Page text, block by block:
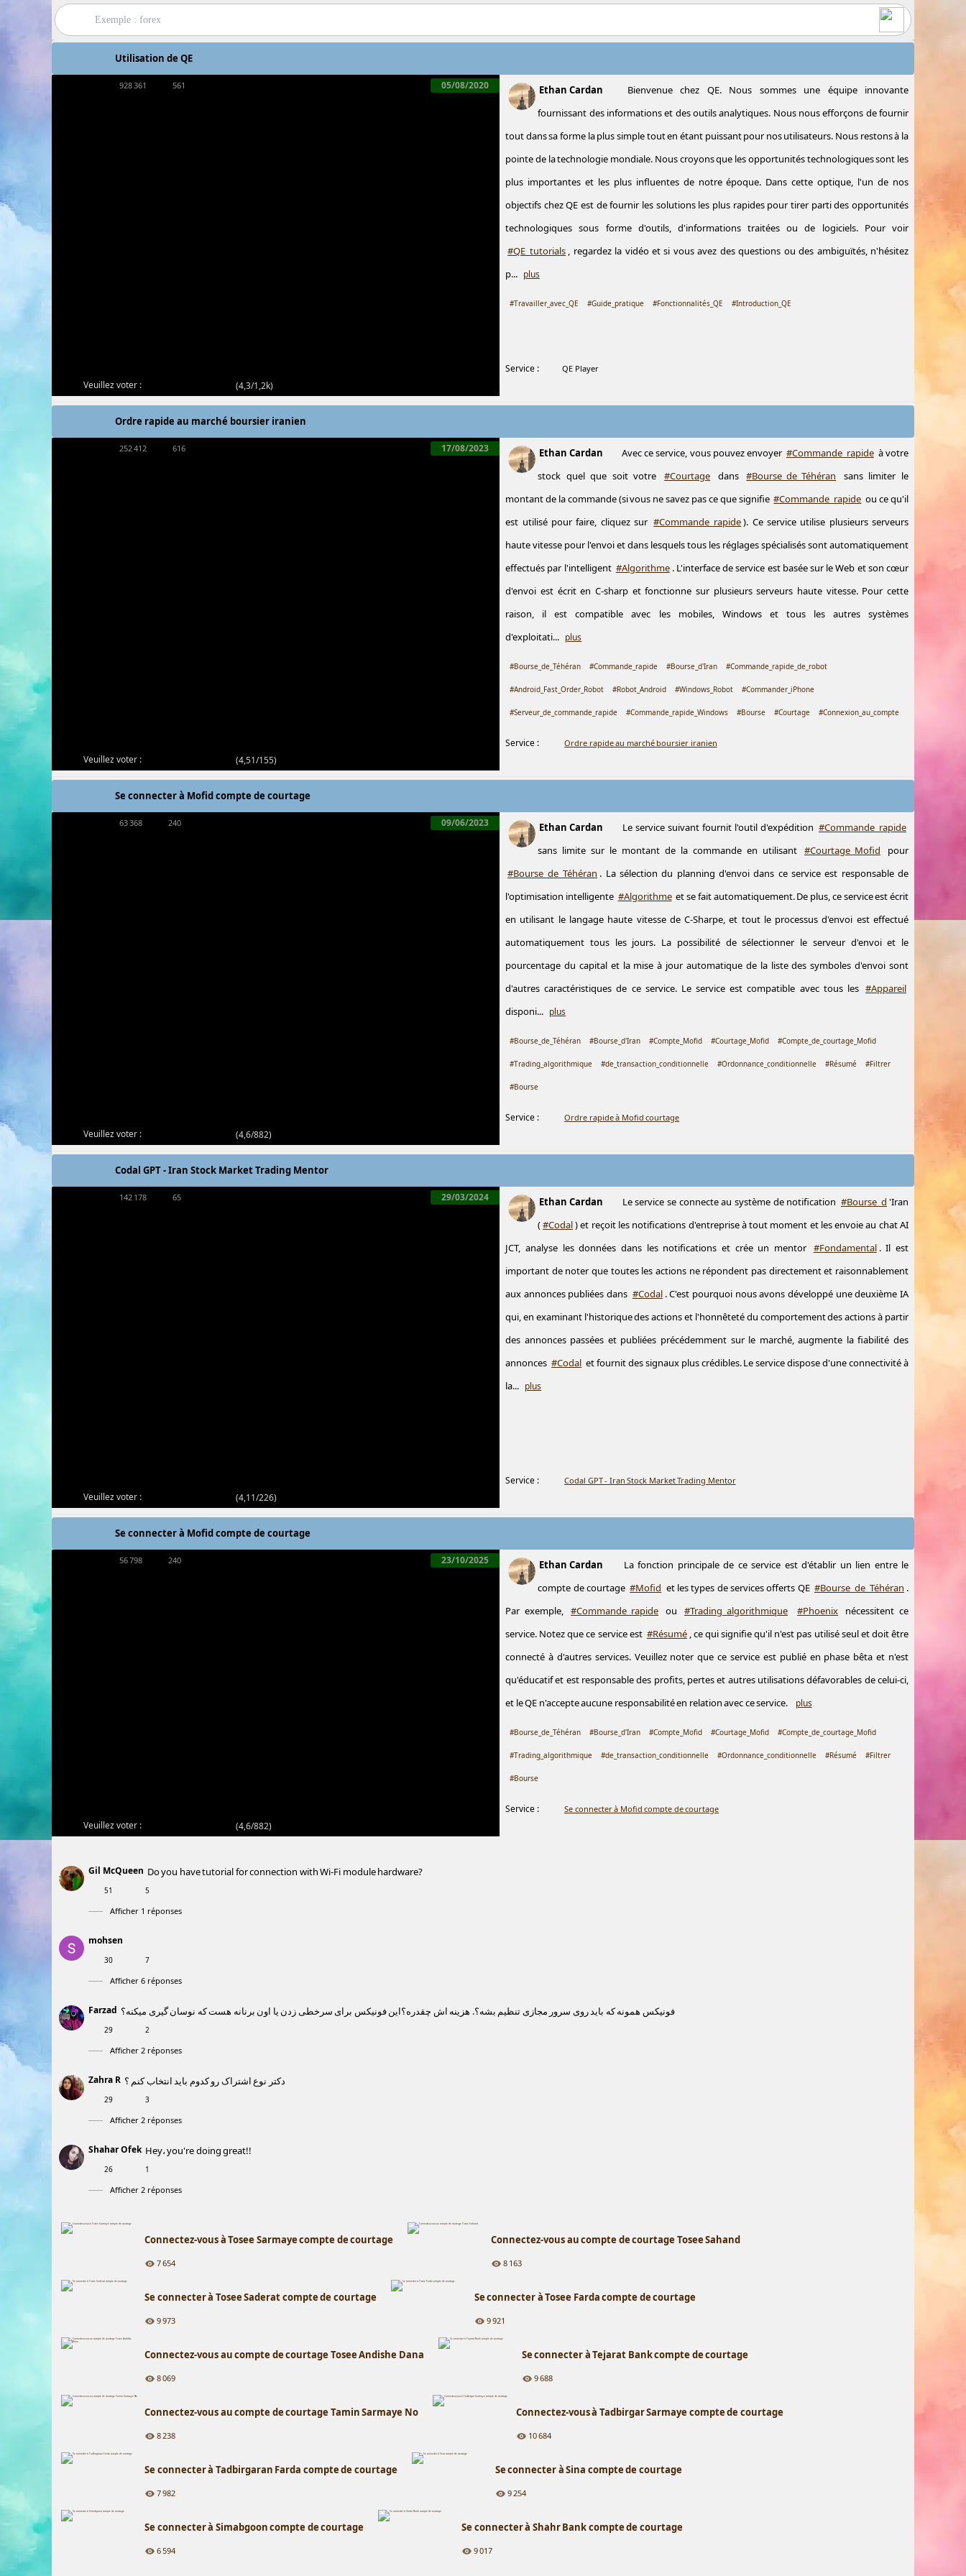
Utilisation de QE
05/08/2020
561
928 361
Veuillez voter : (4,3/1,2k)
Ethan Cardan
Bienvenue chez QE. Nous sommes une équipe innovante
fournissant des informations et des outils analytiques. Nous nous efforçons de fournir
tout dans sa forme la plus simple tout en étant puissant pour nos utilisateurs. Nous restons à la
pointe de la technologie mondiale. Nous croyons que les opportunités technologiques sont les
plus importantes et les plus influentes de notre époque. Dans cette optique, l'un de nos
objectifs chez QE est de fournir les solutions les plus rapides pour tirer parti des opportunités
technologiques sous forme d'outils, d'informations traitées ou de logiciels. Pour voir
#QE_tutorials , regardez la vidéo et si vous avez des questions ou des ambiguïtés, n'hésitez
p... plus
#Travailler_avec_QE #Guide_pratique #Fonctionnalités_QE #Introduction_QE
Service : QE Player
Ordre rapide au marché boursier iranien
17/08/2023
616
252 412
Veuillez voter : (4,51/155)
Ethan Cardan Avec ce service, vous pouvez envoyer #Commande_rapide à votre
stock quel que soit votre
#Courtage dans #Bourse_de_Téhéran
sans limiter le
montant de la commande (si vous ne savez pas ce que signifie #Commande_rapide ou ce qu'il
est utilisé pour faire, cliquez sur #Commande_rapide). Ce service utilise plusieurs serveurs
haute vitesse pour l'envoi et dans lesquels tous les réglages spécialisés sont automatiquement
effectués par l'intelligent #Algorithme . L'interface de service est basée sur le Web et son cœur
d'envoi est écrit en C-sharp et fonctionne sur plusieurs serveurs haute vitesse. Pour cette
raison, il est compatible avec les mobiles, Windows et tous les autres systèmes
d'exploitati... plus
#Bourse_de_Téhéran #Commande_rapide #Bourse_d'Iran #Commande_rapide_de_robot
#Android_Fast_Order_Robot #Robot_Android #Windows_Robot #Commander_iPhone
#Serveur_de_commande_rapide #Commande_rapide_Windows #Bourse #Courtage #Connexion_au_compte
Service : Ordre rapide au marché boursier iranien
Se connecter à Mofid compte de courtage
09/06/2023
240
63 368
Veuillez voter : (4,6/882)
Ethan Cardan Le service suivant fournit l'outil d'expédition #Commande_rapide
sans limite sur le montant de la commande en utilisant #Courtage_Mofid
pour
#Bourse_de_Téhéran . La sélection du planning d'envoi dans ce service est responsable de
l'optimisation intelligente #Algorithme et se fait automatiquement. De plus, ce service est écrit
en utilisant le langage haute vitesse de C-Sharpe, et tout le processus d'envoi est effectué
automatiquement tous les jours. La possibilité de sélectionner le serveur d'envoi et le
pourcentage du capital et la mise à jour automatique de la liste des symboles d'envoi sont
d'autres caractéristiques de ce service. Le service est compatible avec tous les #Appareil
disponi... plus
#Bourse_de_Téhéran #Bourse_d'Iran #Compte_Mofid #Courtage_Mofid #Compte_de_courtage_Mofid
#Trading_algorithmique #de_transaction_conditionnelle #Ordonnance_conditionnelle #Résumé #Filtrer
#Bourse
Service : Ordre rapide à Mofid courtage
Codal GPT - Iran Stock Market Trading Mentor
29/03/2024
65
142 178
Veuillez voter : (4,11/226)
Ethan Cardan Le service se connecte au système de notification #Bourse_d 'Iran
(#Codal) et reçoit les notifications d'entreprise à tout moment et les envoie au chat AI
JCT, analyse les données dans les notifications et crée un mentor #Fondamental . Il est
important de noter que toutes les actions ne répondent pas directement et raisonnablement
aux annonces publiées dans #Codal . C'est pourquoi nous avons développé une deuxième IA
qui, en examinant l'historique des actions et l'honnêteté du comportement des actions à partir
des annonces passées et publiées précédemment sur le marché, augmente la fiabilité des
annonces #Codal et fournit des signaux plus crédibles. Le service dispose d'une connectivité à
la... plus
Service : Codal GPT - Iran Stock Market Trading Mentor
Se connecter à Mofid compte de courtage
23/10/2025
240
56 798
Veuillez voter : (4,6/882)
Ethan Cardan
La fonction principale de ce service est d'établir un lien entre le
compte de courtage #Mofid et les types de services offerts QE #Bourse_de_Téhéran .
Par exemple, #Commande_rapide ou #Trading_algorithmique #Phoenix
nécessitent ce
service. Notez que ce service est #Résumé , ce qui signifie qu'il n'est pas utilisé seul et doit être
connecté à d'autres services. Veuillez noter que ce service est publié en phase bêta et n'est
qu'éducatif et est responsable des profits, pertes et autres utilisations défavorables de celui-ci,
et le QE n'accepte aucune responsabilité en relation avec ce service.
plus
#Bourse_de_Téhéran #Bourse_d'Iran #Compte_Mofid #Courtage_Mofid #Compte_de_courtage_Mofid
#Trading_algorithmique #de_transaction_conditionnelle #Ordonnance_conditionnelle #Résumé #Filtrer
#Bourse
Service : Se connecter à Mofid compte de courtage
Gil McQueen Do you have tutorial for connection with Wi-Fi module hardware?
51 5
Afficher 1 réponses
mohsen
30 7
Afficher 6 réponses
Farzad فونیکس همونه که باید روی سرور مجازی تنظیم بشه؟. هزینه اش چقدره؟این فونیکس برای سرخطی زدن یا اون برنانه هست که نوسان گیری میکنه؟
29 2
Afficher 2 réponses
Zahra R دکتر نوع اشتراک رو کدوم باید انتخاب کنم ؟
29 3
Afficher 2 réponses
Shahar Ofek Hey، you're doing great!!
26 1
Afficher 2 réponses
Connectez-vous à Tosee Sarmaye compte de courtage
7 654
Connectez-vous au compte de courtage Tosee Sahand
8 163
Se connecter à Tosee Saderat compte de courtage
9 973
Se connecter à Tosee Farda compte de courtage
9 921
Connectez-vous au compte de courtage Tosee Andishe Dana
8 069
Se connecter à Tejarat Bank compte de courtage
9 688
Connectez-vous au compte de courtage Tamin Sarmaye No
8 238
Connectez-vous à Tadbirgar Sarmaye compte de courtage
10 684
Se connecter à Tadbirgaran Farda compte de courtage
7 982
Se connecter à Sina compte de courtage
9 254
Se connecter à Simabgoon compte de courtage
6 594
Se connecter à Shahr Bank compte de courtage
9 017